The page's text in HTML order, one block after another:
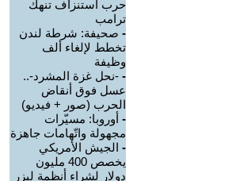
حرب استنزاف تنهك
ترامب
- صحيفة: شرطة لندن
تخطط لإلغاء ألف
وظيفة
- -نحل غزة المشرد-..
عسل فوق أنقاض
الحرب (صور + فيديو)
- أوروبا: مسيّرات
مجهولة واتّهامات جاهزة
- الجيش الأمريكي
يخصص 400 مليون
دولار لشراء أنظمة ليزر